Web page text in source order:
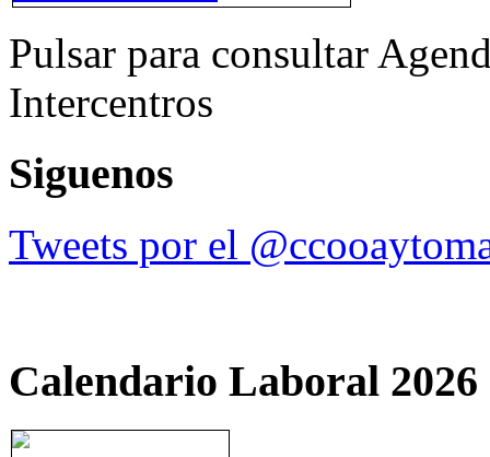
Pulsar para consultar
Intercentros
Siguenos
Tweets por el
Calendario Laboral 2026